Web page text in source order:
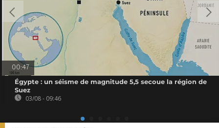
00:47
Égypte : un séisme de magnitude 5,5 secoue la région de
Suez
03/08 - 09:46